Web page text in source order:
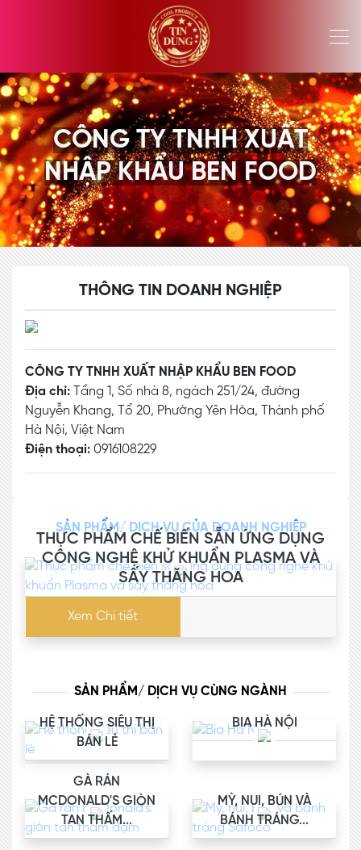
CÔNG TY TNHH XUẤT
NHẬP KHẨU BEN FOOD
THÔNG TIN DOANH NGHIỆP
CÔNG TY TNHH XUẤT NHẬP KHẨU BEN FOOD
Địa chỉ: Tầng 1, Số nhà 8, ngách 251/24, đường
Nguyễn Khang, Tổ 20, Phường Yên Hòa, Thành phố
Hà Nội, Việt Nam
Điện thoại: 0916108229
SẢN PHẨM/ DỊCH VỤ CỦA DOANH NGHIỆP
THỰC PHẨM CHẾ BIẾN SẴN ỨNG DỤNG
CÔNG NGHỆ KHỬ KHUẨN PLASMA VÀ
SẤY THĂNG HOA
Xem Chi tiết
SẢN PHẨM/ DỊCH VỤ CÙNG NGÀNH
HỆ THỐNG SIÊU THỊ
BÁN LẺ
BIA HÀ NỘI
GÀ RÁN
MCDONALD'S GIÒN
TAN THẤM...
MỲ, NUI, BÚN VÀ
BÁNH TRÁNG...